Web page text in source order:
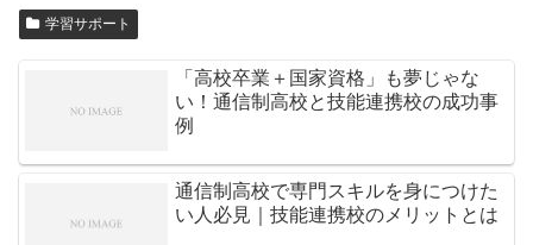
学習サポート
「高校卒業＋国家資格」も夢じゃな
い！通信制高校と技能連携校の成功事
例
通信制高校で専門スキルを身につけた
い人必見｜技能連携校のメリットとは